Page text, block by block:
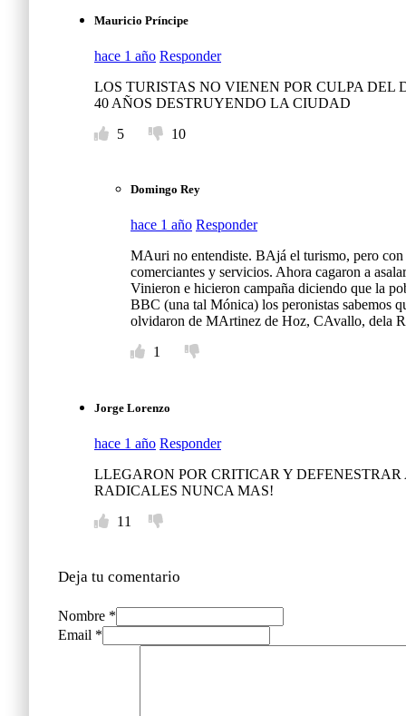
Mauricio Príncipe
hace 1 año Responder
LOS TURISTAS NO VIENEN POR CULPA DEL
40 AÑOS DESTRUYENDO LA CIUDAD
5
10
Domingo Rey
hace 1 año Responder
MAuri no entendiste. BAjá el turismo, pero con
comerciantes y servicios. Ahora cagaron a
Vinieron e hicieron campaña diciendo que la
BBC (una tal Mónica) los peronistas sabemos
olvidaron de MArtinez de Hoz, CAvallo, dela
1
Jorge Lorenzo
hace 1 año Responder
LLEGARON POR CRITICAR Y
RADICALES NUNCA MAS!
11
Deja tu comentario
Nombre *
Email *